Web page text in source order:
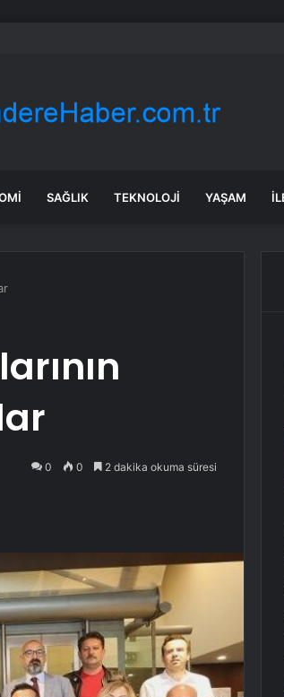
SAĞLIK TEKNOLOJI YAŞAM
0 0 2 dakika okuma süresi